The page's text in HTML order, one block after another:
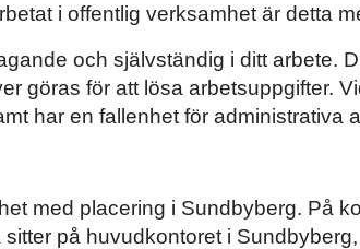
i offentlig verksamhet är detta
och självständig i ditt arbete.
göras för att lösa arbetsuppgifter.
har en fallenhet för administrativa
med placering i Sundbyberg. På
på huvudkontoret i